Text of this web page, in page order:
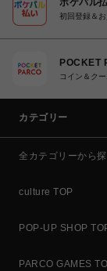
初回登録＆
POCKET
コイン＆ク
カテゴリー
全カテゴリーから
culture TOP
POP-UP SHOP
PARCO GAMES